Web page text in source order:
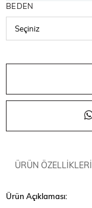
BEDEN
ÜRÜN ÖZELLIKLERI
Ürün Açıklaması: